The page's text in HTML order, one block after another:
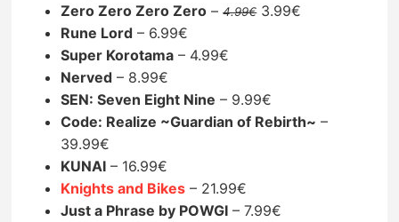
Zero Zero Zero Zero –4.99€3.99€
Rune Lord – 6.99€
Super Korotama – 4.99€
Nerved – 8.99€
SEN: Seven Eight Nine – 9.99€
Code: Realize ~Guardian of Rebirth~ –
39.99€
KUNAI – 16.99€
Knights and Bikes – 21.99€
Just a Phrase by POWGI – 7.99€